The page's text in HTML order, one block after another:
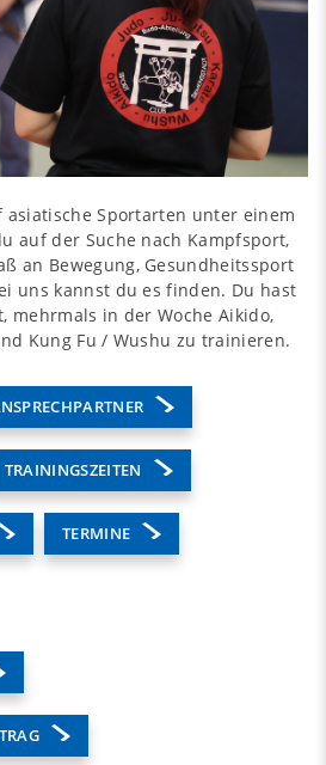
Sportarten unter einem
auf der Suche nach Kampfsport,
an Bewegung, Gesundheitssport
uns kannst du es finden. Du hast
mehrmals in der Woche Aikido,
Kung Fu / Wushu zu trainieren.
TRAININGSZEITEN
TERMINE